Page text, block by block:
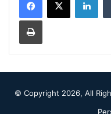
Print
© Copyright 2026, All